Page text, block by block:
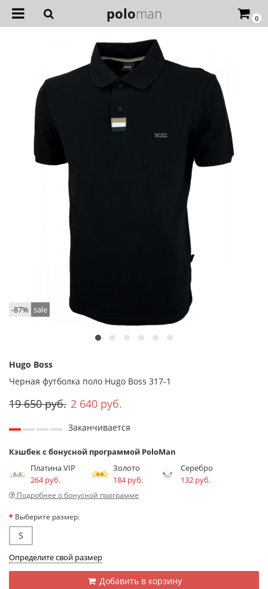
0
poloman
-87% sale
Hugo Boss
Черная футболка поло Hugo Boss 317-1
19 650 руб. 2 640 руб.
Заканчивается
Кэшбек с бонусной программой PoloMan
Платина VIP
264 руб.
Золото
184 руб.
Серебро
132 руб.
Подробнее о бонусной программе
Выберите размер:
S
Определите свой размер
Добавить в корзину